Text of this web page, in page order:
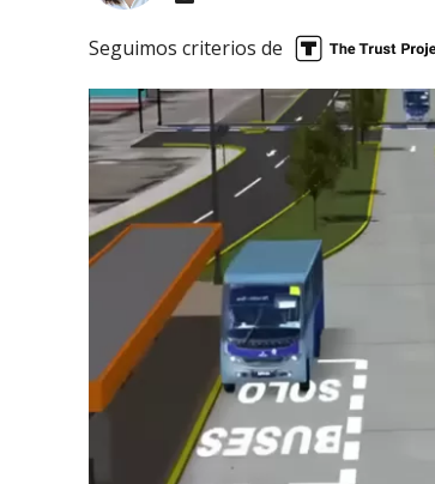
Seguimos criterios de